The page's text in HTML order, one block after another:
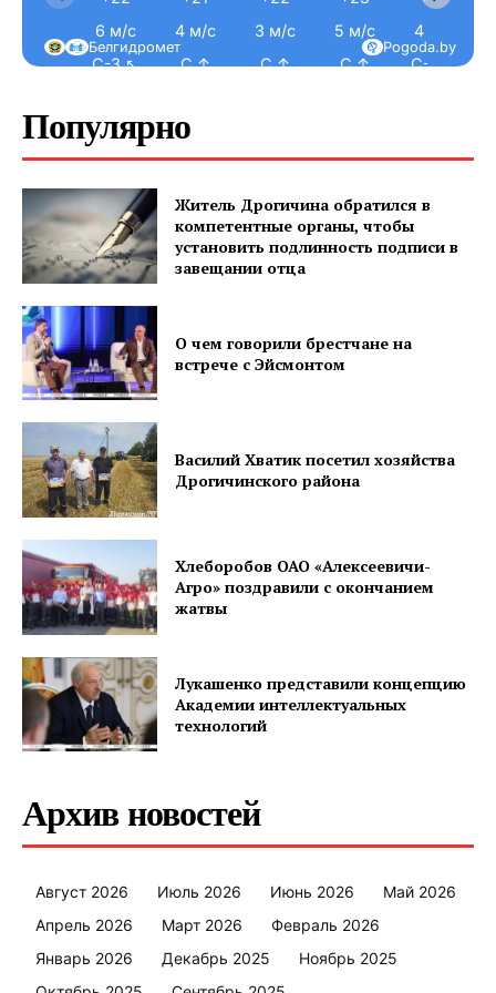
6 м/с
С-З ↖
4 м/с
С ↑
3 м/с
С ↑
5 м/с
С ↑
4 м/с
С-З ↖
Pogoda.by
Белгидромет
Популярно
Житель Дрогичина обратился в
компетентные органы, чтобы
установить подлинность подписи в
завещании отца
О чем говорили брестчане на
встрече с Эйсмонтом
Василий Хватик посетил хозяйства
Дрогичинского района
Хлеборобов ОАО «Алексеевичи-
Агро» поздравили с окончанием
жатвы
Лукашенко представили концепцию
Академии интеллектуальных
технологий
Архив новостей
Август 2026 Июль 2026 Июнь 2026
Май 2026
Апрель 2026
Март 2026
Февраль 2026
Январь 2026
Декабрь 2025
Ноябрь 2025